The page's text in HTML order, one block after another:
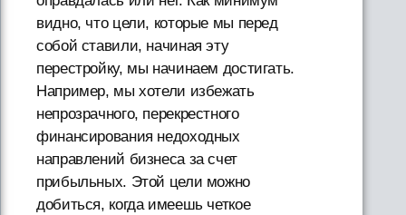
видно, что цели, которые мы перед
собой ставили, начиная эту
перестройку, мы начинаем достигать.
Например, мы хотели избежать
непрозрачного, перекрестного
финансирования недоходных
направлений бизнеса за счет
прибыльных. Этой цели можно
добиться, когда имеешь четкое